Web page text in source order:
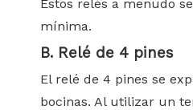
Estos relés a menudo
mínima.
B. Relé de 4 pines
El relé de 4 pines se
bocinas. Al utilizar un